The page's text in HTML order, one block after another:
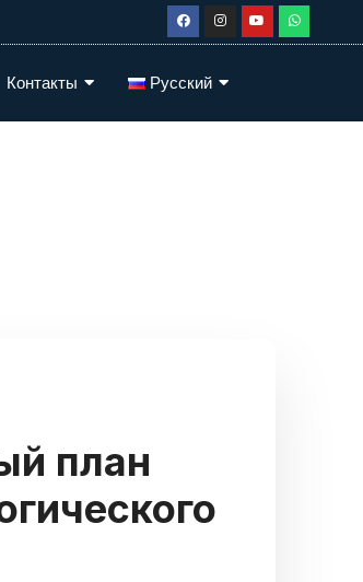
Контакты Русский
план